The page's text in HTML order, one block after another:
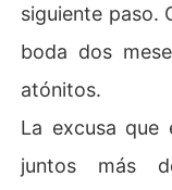
siguiente paso.
boda dos
atónitos.
La excusa que
juntos más